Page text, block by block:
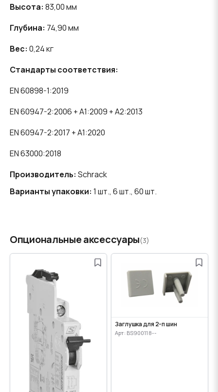
Высота: 83,00 мм
Глубина: 74,90 мм
Вес: 0,24 кг
Стандарты соответствия:
EN 60898-1:2019
EN 60947-2:2006 + A1:2009 + A2:2013
EN 60947-2:2017 + A1:2020
EN 63000:2018
Производитель: Schrack
Варианты упаковки: 1 шт., 6 шт., 60 шт.
Опциональные аксессуары(3)
Заглушка для 2-п шин
Арт: BS900118--